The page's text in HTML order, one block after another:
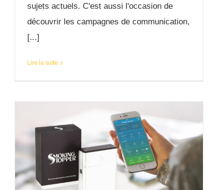
sujets actuels. C'est aussi l'occasion de
découvrir les campagnes de communication,
[...]
Lire la suite